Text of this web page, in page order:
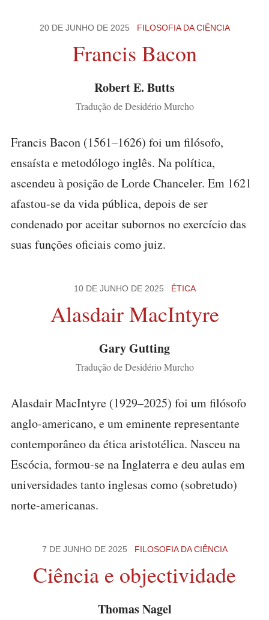
20 DE JUNHO DE 2025 FILOSOFIA DA CIÊNCIA
Francis Bacon
Robert E. Butts
Tradução de Desidério Murcho
Francis Bacon (1561–1626) foi um filósofo,
ensaísta e metodólogo inglês. Na política,
ascendeu à posição de Lorde Chanceler. Em 1621
afastou-se da vida pública, depois de ser
condenado por aceitar subornos no exercício das
suas funções oficiais como juiz.
10 DE JUNHO DE 2025 ÉTICA
Alasdair MacIntyre
Gary Gutting
Tradução de Desidério Murcho
Alasdair MacIntyre (1929–2025) foi um filósofo
anglo-americano, e um eminente representante
contemporâneo da ética aristotélica. Nasceu na
Escócia, formou-se na Inglaterra e deu aulas em
universidades tanto inglesas como (sobretudo)
norte-americanas.
7 DE JUNHO DE 2025 FILOSOFIA DA CIÊNCIA
Ciência e objectividade
Thomas Nagel